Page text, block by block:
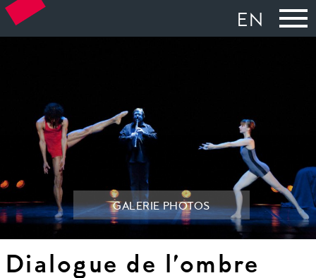
EN
GALERIE PHOTOS
Dialogue de l’ombre